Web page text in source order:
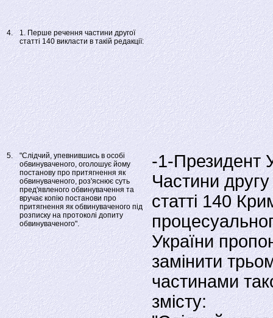
4.
1. Перше речення частини другої
статті 140 викласти в такій редакції:
5.
"Слідчий, упевнившись в особі
обвинуваченого, оголошує йому
постанову про притягнення як
обвинуваченого, роз'яснює суть
пред'явленого обвинувачення та
вручає копію постанови про
притягнення як обвинуваченого під
розписку на протоколі допиту
обвинуваченого".
-1-Президент
Частини
статтi 140
України
замiнити
частинами
змiсту: